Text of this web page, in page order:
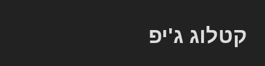
קטלוג ג'יפ